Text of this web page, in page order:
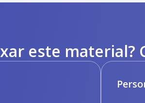
este material?